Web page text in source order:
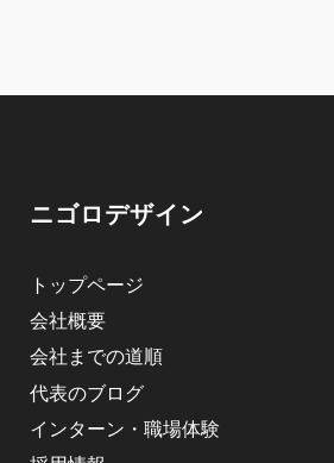
ニゴロデザイン
トップページ
会社概要
会社までの道順
代表のブログ
インターン・職場体験